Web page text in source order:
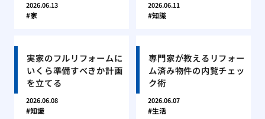
2026.06.13
家
2026.06.11
知識
実家のフルリフォームに
いくら準備すべきか計画
を立てる
2026.06.08
知識
専門家が教えるリフォー
ム済み物件の内覧チェッ
ク術
2026.06.07
生活